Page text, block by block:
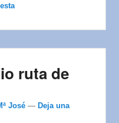
ruta de
José —Deja una